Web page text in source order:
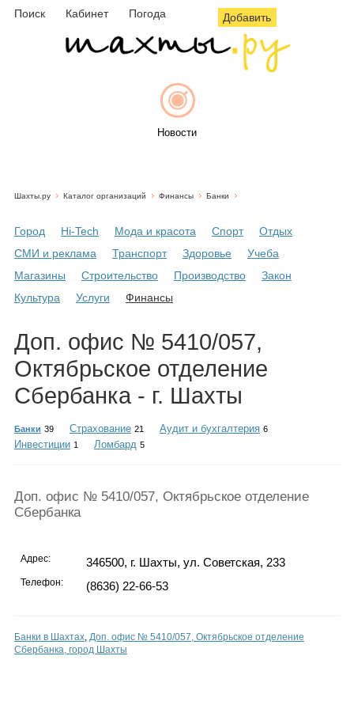
Поиск Кабинет Погода Добавить
Новости
Объявления
Инфо
Карты
Шахты.ру Каталог организаций Финансы Банки
Город Hi-Tech Мода и красота Спорт
Отдых
СМИ и реклама
Транспорт Здоровье
Учеба
Магазины
Строительство Производство
Закон
Культура
Услуги Финансы
Доп. офис № 5410/057,
Октябрьское отделение
Сбербанка - г. Шахты
Банки 39 Страхование 21 Аудит и бухгалтерия 6
Инвестиции 1 Ломбард 5
Доп. офис № 5410/057, Октябрьское отделение
Сбербанка
Адрес: 346500, г. Шахты, ул. Советская, 233
Телефон: (8636) 22-66-53
Банки в Шахтах, Доп. офис № 5410/057, Октябрьское отделение
Сбербанка, город Шахты